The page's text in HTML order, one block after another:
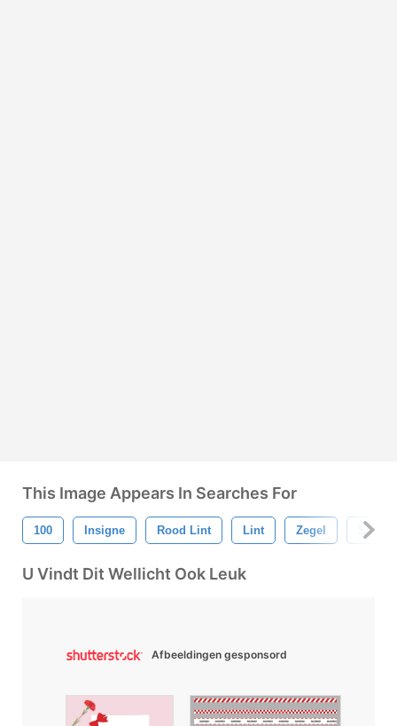
This Image Appears In Searches For
100 Insigne Rood Lint Lint Zegel Seals
U Vindt Dit Wellicht Ook Leuk
Afbeeldingen gesponsord